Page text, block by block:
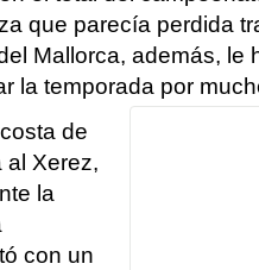
que parecía perdida
Mallorca, además, le
la temporada por
de
al Xerez,
la
con un